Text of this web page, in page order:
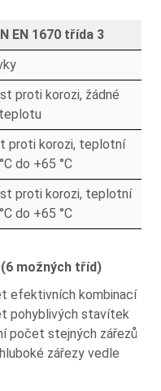
EN 1670 třída 3
proti korozi, žádné
proti korozi, teplotní
do +65 °C
proti korozi, teplotní
do +65 °C
možných tříd)
efektivních kombinací
pohyblivých stavítek
počet stejných zářezů
zářezy vedle